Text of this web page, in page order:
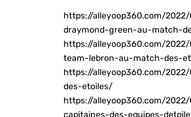
https://alleyoop360.com/
draymond-green-au-match-
https://alleyoop360.com/
team-lebron-au-match-des-
https://alleyoop360.com/
des-etoiles/
https://alleyoop360.com/
capitaines-des-equipes-